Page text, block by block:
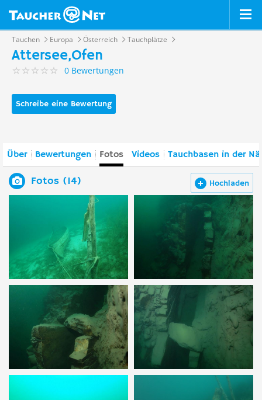
Tauchen Europa Österreich Tauchplätze
Attersee,Ofen
0 Bewertungen
Schreibe eine Bewertung
Über Bewertungen Fotos Videos Tauchbasen in der
Hochladen
Fotos (14)